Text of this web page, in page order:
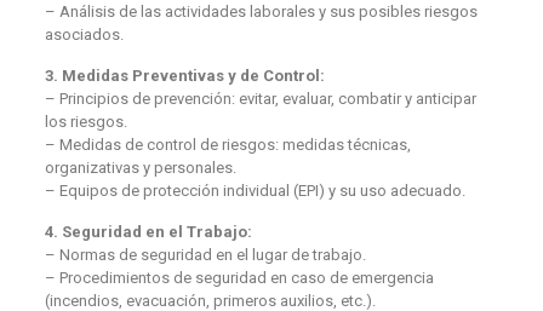
– Análisis de las actividades laborales y sus posibles riesgos
asociados.
3. Medidas Preventivas y de Control:
– Principios de prevención: evitar, evaluar, combatir y anticipar
los riesgos.
– Medidas de control de riesgos: medidas técnicas,
organizativas y personales.
– Equipos de protección individual (EPI) y su uso adecuado.
4. Seguridad en el Trabajo:
– Normas de seguridad en el lugar de trabajo.
– Procedimientos de seguridad en caso de emergencia
(incendios, evacuación, primeros auxilios, etc.).